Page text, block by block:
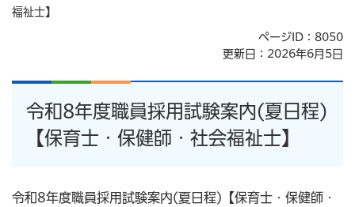
福祉士】
ページID：8050
更新日：2026年6月5日
令和8年度職員採用試験案内(夏日程)
【保育士・保健師・社会福祉士】
令和8年度職員採用試験案内(夏日程)【保育士・保健師・